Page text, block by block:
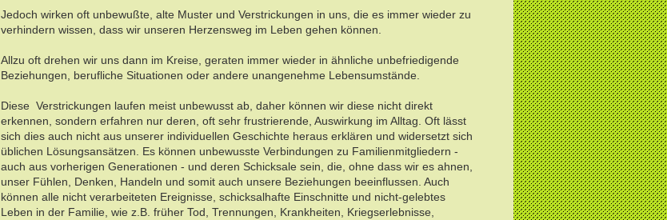
Jedoch wirken oft unbewußte, alte Muster und Verstrickungen in uns, die es immer wieder zu
verhindern wissen, dass wir unseren Herzensweg im Leben gehen können.
Allzu oft drehen wir uns dann im Kreise, geraten immer wieder in ähnliche unbefriedigende
Beziehungen, berufliche Situationen oder andere unangenehme Lebensumstände.
Diese Verstrickungen laufen meist unbewusst ab, daher können wir diese nicht direkt
erkennen, sondern erfahren nur deren, oft sehr frustrierende, Auswirkung im Alltag. Oft lässt
sich dies auch nicht aus unserer individuellen Geschichte heraus erklären und widersetzt sich
üblichen Lösungsansätzen. Es können unbewusste Verbindungen zu Familienmitgliedern -
auch aus vorherigen Generationen - und deren Schicksale sein, die, ohne dass wir es ahnen,
unser Fühlen, Denken, Handeln und somit auch unsere Beziehungen beeinflussen. Auch
können alle nicht verarbeiteten Ereignisse, schicksalhafte Einschnitte und nicht-gelebtes
Leben in der Familie, wie z.B. früher Tod, Trennungen, Krankheiten, Kriegserlebnisse,